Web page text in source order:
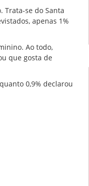
. Trata-se do Santa
apenas 1%
Ao todo,
que gosta de
0,9% declarou